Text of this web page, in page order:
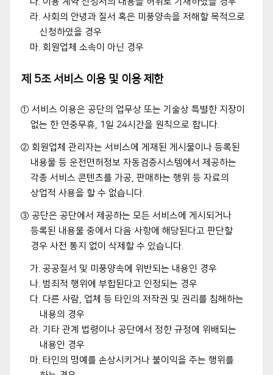
라. 사회의 안녕과 질서 혹은 미풍양속을 저해할 목적으로
신청하였을 경우
마. 회원업체 소속이 아닌 경우
제 5조 서비스 이용 및 이용 제한
① 서비스 이용은 공단의 업무상 또는 기술상 특별한 지장이
없는 한 연중무휴, 1일 24시간을 원칙으로 합니다.
② 회원업체 관리자는 서비스에 게재된 게시물이나 등록된
내용물 등 운전면허정보 자동검증시스템에서 제공하는
각종 서비스 콘텐츠를 가공, 판매하는 행위 등 자료의
상업적 사용을 할 수 없습니다.
③ 공단은 공단에서 제공하는 모든 서비스에 게시되거나
등록된 내용물 중에서 다음 사항에 해당된다고 판단할
경우 사전 통지 없이 삭제할 수 있습니다.
가. 공공질서 및 미풍양속에 위반되는 내용인 경우
나. 범죄적 행위에 부합된다고 인정되는 경우
다. 다른 사람, 업체 등 타인의 저작권 및 권리를 침해하는
내용의 경우
라. 기타 관계 법령이나 공단에서 정한 규정에 위배되는
내용인 경우
마. 타인의 명예를 손상시키거나 불이익을 주는 행위를